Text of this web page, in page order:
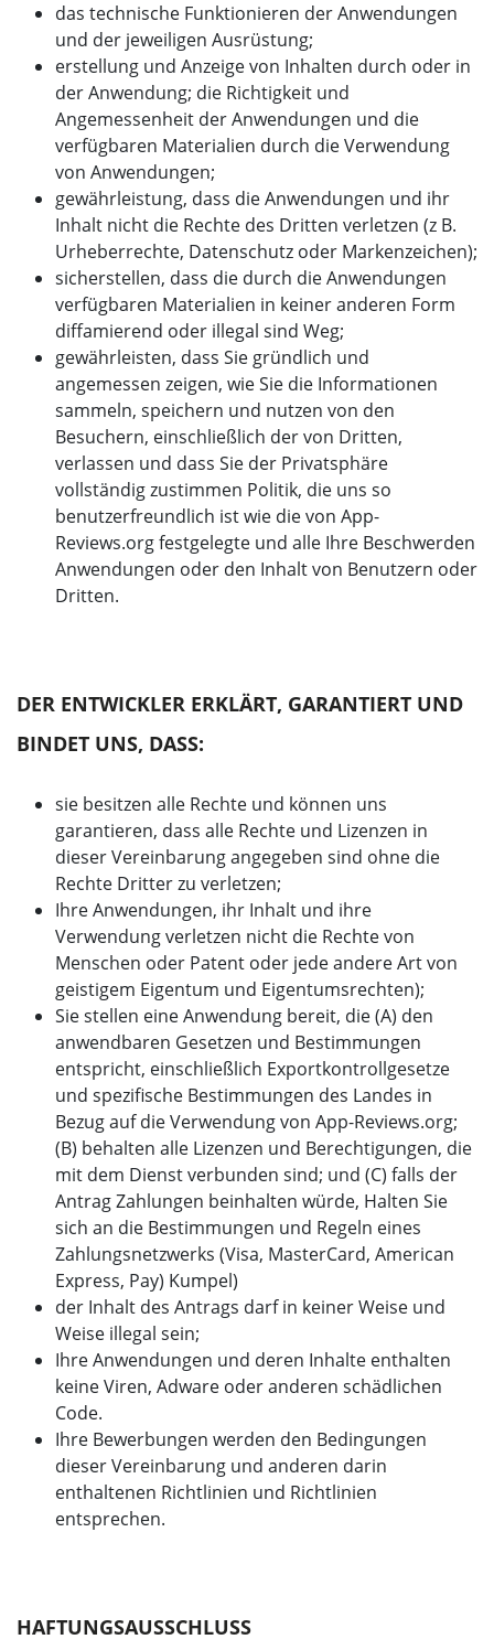
das technische Funktionieren der Anwendungen
und der jeweiligen Ausrüstung;
erstellung und Anzeige von Inhalten durch oder in
der Anwendung; die Richtigkeit und
Angemessenheit der Anwendungen und die
verfügbaren Materialien durch die Verwendung
von Anwendungen;
gewährleistung, dass die Anwendungen und ihr
Inhalt nicht die Rechte des Dritten verletzen (z B.
Urheberrechte, Datenschutz oder Markenzeichen);
sicherstellen, dass die durch die Anwendungen
verfügbaren Materialien in keiner anderen Form
diffamierend oder illegal sind Weg;
gewährleisten, dass Sie gründlich und
angemessen zeigen, wie Sie die Informationen
sammeln, speichern und nutzen von den
Besuchern, einschließlich der von Dritten,
verlassen und dass Sie der Privatsphäre
vollständig zustimmen Politik, die uns so
benutzerfreundlich ist wie die von App-
Reviews.org festgelegte und alle Ihre Beschwerden
Anwendungen oder den Inhalt von Benutzern oder
Dritten.
DER ENTWICKLER ERKLÄRT, GARANTIERT UND
BINDET UNS, DASS:
sie besitzen alle Rechte und können uns
garantieren, dass alle Rechte und Lizenzen in
dieser Vereinbarung angegeben sind ohne die
Rechte Dritter zu verletzen;
Ihre Anwendungen, ihr Inhalt und ihre
Verwendung verletzen nicht die Rechte von
Menschen oder Patent oder jede andere Art von
geistigem Eigentum und Eigentumsrechten);
Sie stellen eine Anwendung bereit, die (A) den
anwendbaren Gesetzen und Bestimmungen
entspricht, einschließlich Exportkontrollgesetze
und spezifische Bestimmungen des Landes in
Bezug auf die Verwendung von App-Reviews.org;
(B) behalten alle Lizenzen und Berechtigungen, die
mit dem Dienst verbunden sind; und (C) falls der
Antrag Zahlungen beinhalten würde, Halten Sie
sich an die Bestimmungen und Regeln eines
Zahlungsnetzwerks (Visa, MasterCard, American
Express, Pay) Kumpel)
der Inhalt des Antrags darf in keiner Weise und
Weise illegal sein;
Ihre Anwendungen und deren Inhalte enthalten
keine Viren, Adware oder anderen schädlichen
Code.
Ihre Bewerbungen werden den Bedingungen
dieser Vereinbarung und anderen darin
enthaltenen Richtlinien und Richtlinien
entsprechen.
HAFTUNGSAUSSCHLUSS